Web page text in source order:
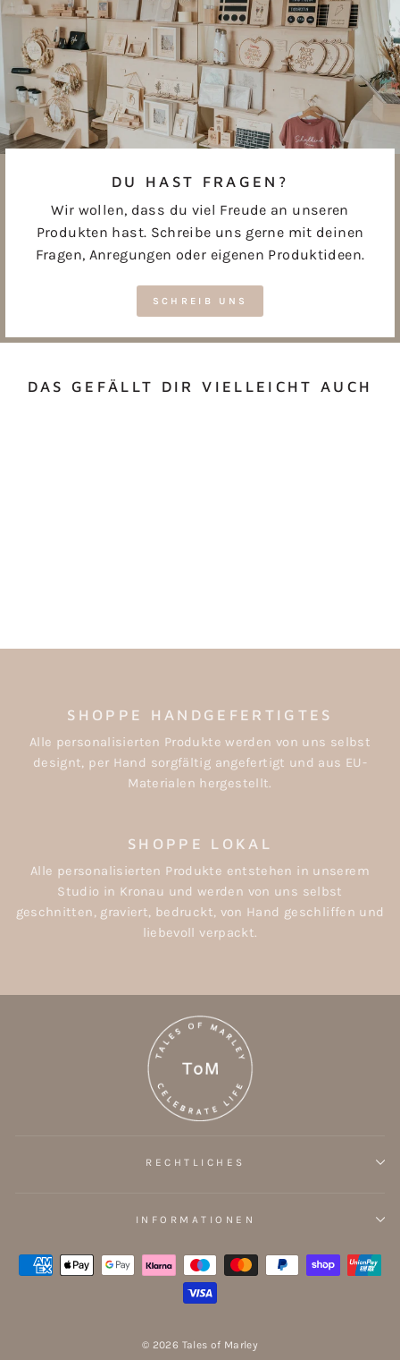
DU HAST FRAGEN?
Wir wollen, dass du viel Freude an unseren
Produkten hast. Schreibe uns gerne mit deinen
Fragen, Anregungen oder eigenen Produktideen.
SCHREIB UNS
DAS GEFÄLLT DIR VIELLEICHT AUCH
SHOPPE HANDGEFERTIGTES
Alle personalisierten Produkte werden von uns selbst
designt, per Hand sorgfältig angefertigt und aus EU-
Materialen hergestellt.
SHOPPE LOKAL
Alle personalisierten Produkte entstehen in unserem
Studio in Kronau und werden von uns selbst
geschnitten, graviert, bedruckt, von Hand geschliffen und
liebevoll verpackt.
RECHTLICHES
INFORMATIONEN
© 2026 Tales of Marley